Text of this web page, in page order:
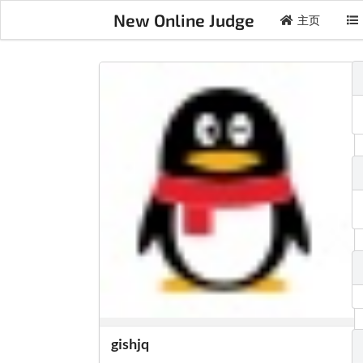
New Online Judge 主页
gishjq